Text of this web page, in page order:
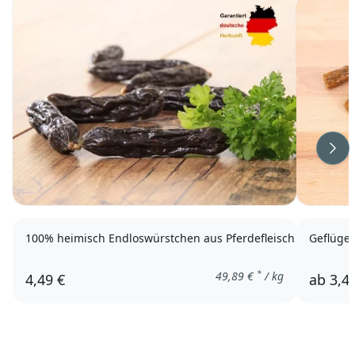
100% heimisch Endloswürstchen aus Pferdefleisch
4,49 € 49,89 € * / kg ab